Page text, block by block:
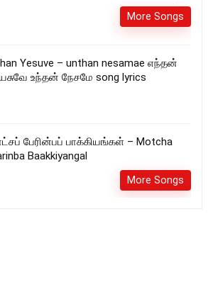
More Songs
Yesuve – unthan nesamae எந்தன்
உந்தன் நேசமே song lyrics
பேரின்பப் பாக்கியங்கள் – Motcha
Baakkiyangal
More Songs